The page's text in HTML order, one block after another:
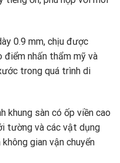
0.9 mm, chịu được
nhấn thẩm mỹ và
trong quá trình di
khung sàn có ốp viền cao
tường và các vật dụng
gian vận chuyển